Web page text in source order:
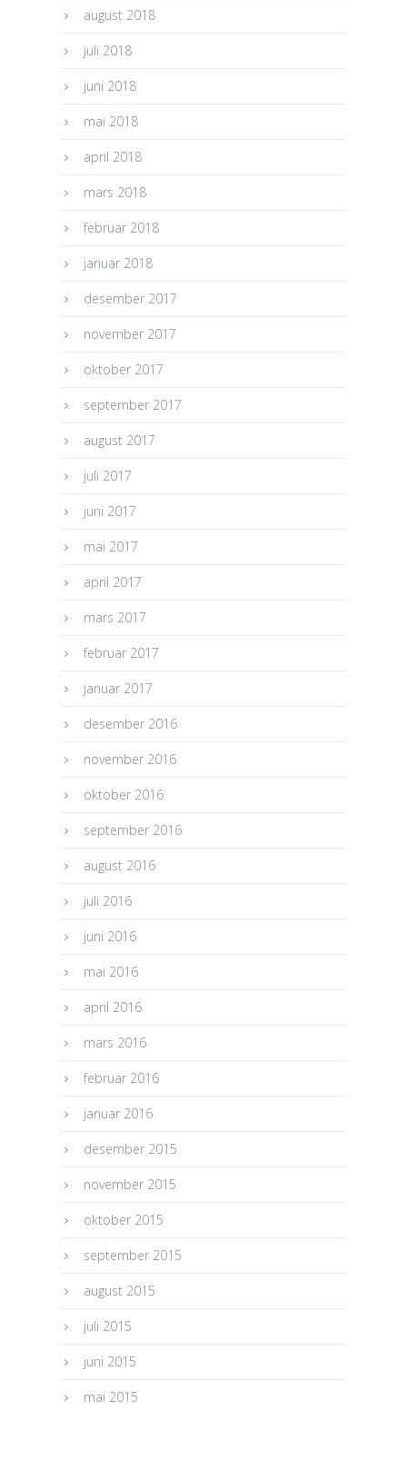
august 2018
juli 2018
juni 2018
mai 2018
april 2018
mars 2018
februar 2018
januar 2018
desember 2017
november 2017
oktober 2017
september 2017
august 2017
juli 2017
juni 2017
mai 2017
april 2017
mars 2017
februar 2017
januar 2017
desember 2016
november 2016
oktober 2016
september 2016
august 2016
juli 2016
juni 2016
mai 2016
april 2016
mars 2016
februar 2016
januar 2016
desember 2015
november 2015
oktober 2015
september 2015
august 2015
juli 2015
juni 2015
mai 2015